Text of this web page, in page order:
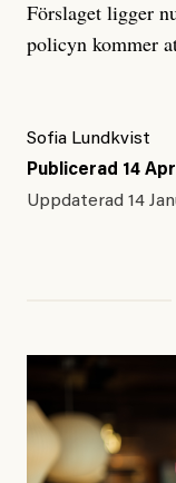
Förslaget ligger
policyn kommer
Sofia Lundkvist
Publicerad 14
Uppdaterad 14